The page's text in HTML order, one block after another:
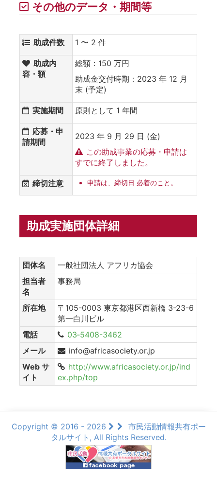
その他のデータ・期間等
助成件数 1 〜 2 件
助成内
容・額
総額：150 万円
助成金交付時期：2023 年 12 月
末 (予定)
実施期間 原則として 1 年間
応募・申
請期間
2023 年 9 月 29 日 (金)
この助成事業の応募・申請は
すでに終了しました。
締切注意 申請は、締切日 必着のこと。
助成実施団体詳細
団体名
一般社団法人 アフリカ協会
担当者
名
事務局
所在地
〒105-0003 東京都港区西新橋 3-23-6
第一白川ビル
電話
03‐5408-3462
メール
info@africasociety.or.jp
Web サ
イト
http://www.africasociety.or.jp/ind
ex.php/top
Copyright © 2016 - 2026
市民活動情報共有ポー
タルサイト, All Rights Reserved.